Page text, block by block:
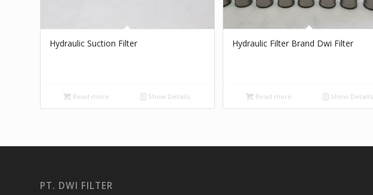
Hydraulic Suction Filter
Read more Show Details
Hydraulic Filter Brand Dwi Filter
Read more Show Details
PT. DWI FILTER